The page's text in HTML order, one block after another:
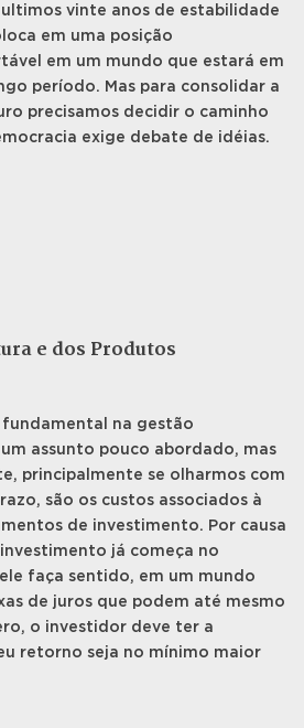
vinte anos de estabilidade
em uma posição
em um mundo que estará em
período. Mas para consolidar a
precisamos decidir o caminho
exige debate de idéias.
e dos Produtos
na gestão
assunto pouco abordado, mas
principalmente se olharmos com
são os custos associados à
de investimento. Por causa
já começa no
faça sentido, em um mundo
de juros que podem até mesmo
o investidor deve ter a
retorno seja no mínimo maior